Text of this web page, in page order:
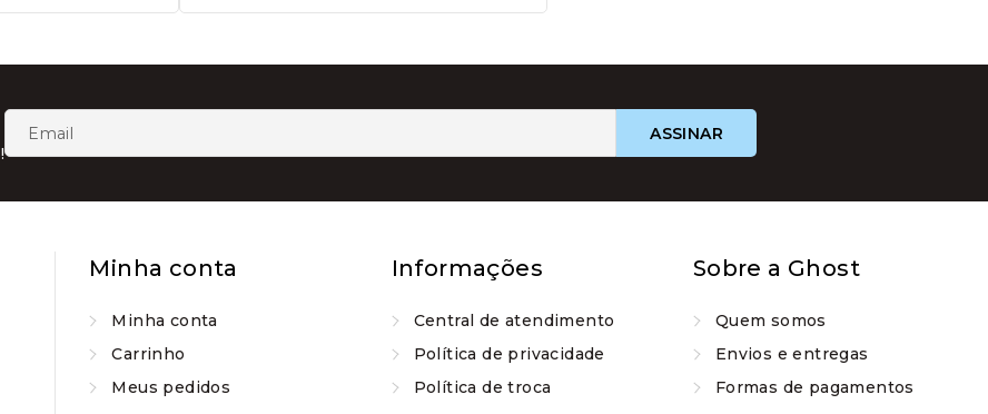
Minha conta
Minha conta
Carrinho
Meus pedidos
Informações
Central de atendimento
Política de privacidade
Política de troca
Sobre a Ghost
Quem somos
Envios e entregas
Formas de pagamentos